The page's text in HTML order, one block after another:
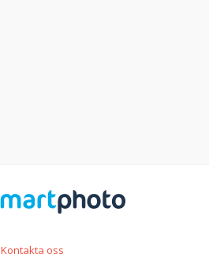
Kontakta oss